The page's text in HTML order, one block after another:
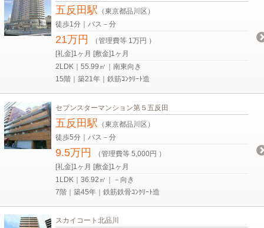
五反田駅 （東京都品川区）
徒歩1分｜バス－分
21万円
（管理費等 1万円 ）
[礼金]1ヶ月 [敷金]1ヶ月
2LDK｜55.99㎡｜南東向き
15階｜築21年｜鉄筋ｺﾝｸﾘｰﾄ造
セブンスターマンション第５五反田
五反田駅
（東京都品川区）
徒歩5分｜バス－分
9.5万円
（管理費等 5,000円 ）
[礼金]1ヶ月 [敷金]1ヶ月
1LDK｜36.92㎡｜－向き
7階｜築45年｜鉄筋鉄骨ｺﾝｸﾘｰﾄ造
スカイコート北品川